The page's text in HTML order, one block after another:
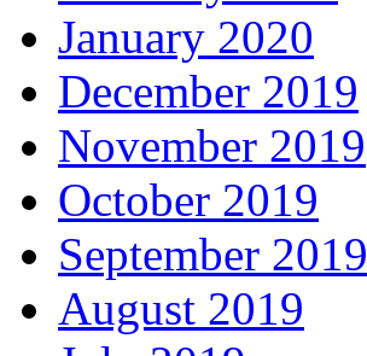
January 2020
December 2019
November 2019
October 2019
September 2019
August 2019